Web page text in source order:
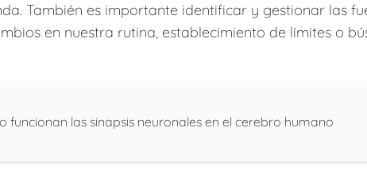
También es importante identificar y gestionar las
en nuestra rutina, establecimiento de límites o
funcionan las sinapsis neuronales en el cerebro humano